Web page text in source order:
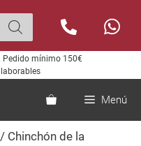
Pedido mínimo 150€
Menú
/ Chinchón de la